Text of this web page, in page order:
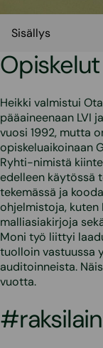
Sisällys
Heikki valmistui
pääaineenaan LVI
vuosi 1992, mutta
opiskeluaikoinaan
Ryhti-nimistä
edelleen käytössä
tekemässä ja
ohjelmistoja,
malliasiakirjoja
Moni työ liittyi
tuolloin vastuussa
auditoinneista.
vuotta.